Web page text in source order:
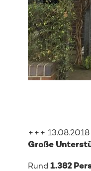
+++
Große
Rund 1.382